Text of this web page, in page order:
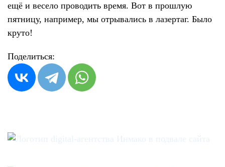
ещё и весело проводить время. Вот в прошлую
пятницу, например, мы отрывались в лазертаг. Было
круто!
Поделиться: